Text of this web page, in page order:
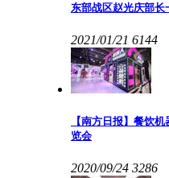
东部战区赵光庆部长
2021/01/21 6144
【南方日报】餐饮
览会
2020/09/24 3286